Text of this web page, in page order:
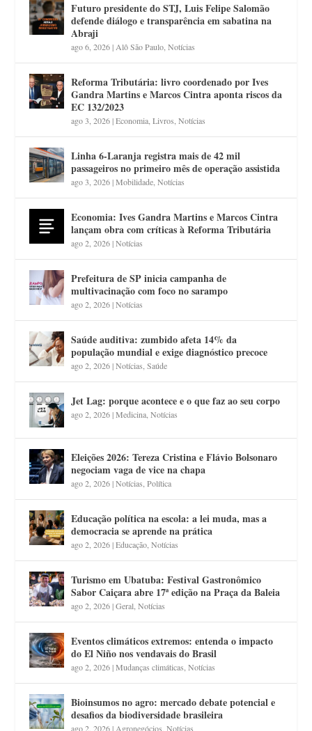
Futuro presidente do STJ, Luis Felipe Salomão
defende diálogo e transparência em sabatina na
Abraji
ago 6, 2026|Alô São Paulo,Notícias
Reforma Tributária: livro coordenado por Ives
Gandra Martins e Marcos Cintra aponta riscos da
EC 132/2023
ago 3, 2026|Economia,Livros,Notícias
Linha 6-Laranja registra mais de 42 mil
passageiros no primeiro mês de operação assistida
ago 3, 2026|Mobilidade,Notícias
Economia: Ives Gandra Martins e Marcos Cintra
lançam obra com críticas à Reforma Tributária
ago 2, 2026|Notícias
Prefeitura de SP inicia campanha de
multivacinação com foco no sarampo
ago 2, 2026|Notícias
Saúde auditiva: zumbido afeta 14% da
população mundial e exige diagnóstico precoce
ago 2, 2026|Notícias,Saúde
Jet Lag: porque acontece e o que faz ao seu corpo
ago 2, 2026|Medicina,Notícias
Eleições 2026: Tereza Cristina e Flávio Bolsonaro
negociam vaga de vice na chapa
ago 2, 2026|Notícias,Política
Educação política na escola: a lei muda, mas a
democracia se aprende na prática
ago 2, 2026|Educação,Notícias
Turismo em Ubatuba: Festival Gastronômico
Sabor Caiçara abre 17ª edição na Praça da Baleia
ago 2, 2026|Geral,Notícias
Eventos climáticos extremos: entenda o impacto
do El Niño nos vendavais do Brasil
ago 2, 2026|Mudanças climáticas,Notícias
Bioinsumos no agro: mercado debate potencial e
desafios da biodiversidade brasileira
ago 2, 2026| Agronegócios ,Notícias